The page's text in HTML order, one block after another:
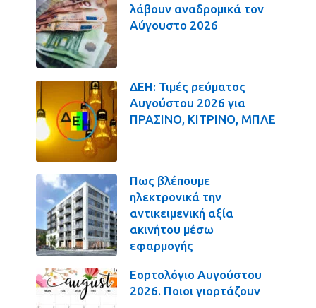
λάβουν αναδρομικά τον
Αύγουστο 2026
ΔΕΗ: Τιμές ρεύματος
Αυγούστου 2026 για
ΠΡΑΣΙΝΟ, ΚΙΤΡΙΝΟ, ΜΠΛΕ
Πως βλέπουμε
ηλεκτρονικά την
αντικειμενική αξία
ακινήτου μέσω
εφαρμογής
Εορτολόγιο Αυγούστου
2026. Ποιοι γιορτάζουν